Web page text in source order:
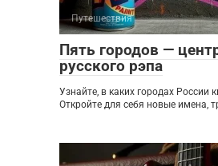
Путешествия
Пять городов —
русского рэпа
Узнайте, в каких городах России
Откройте для себя новые имена,